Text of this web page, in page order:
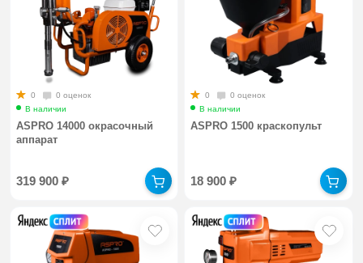
0
0 оценок
В наличии
ASPRO 14000 окрасочный
аппарат
319 900₽
0
0 оценок
В наличии
ASPRO 1500 краскопульт
18 900₽